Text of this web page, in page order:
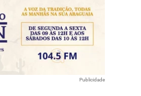
Publicidade